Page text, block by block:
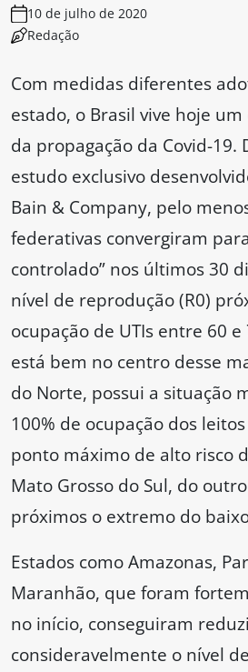
10 de julho de 2020
Redação
Com medidas diferentes
estado, o Brasil vive hoje
da propagação da Covid-19.
estudo exclusivo
Bain & Company, pelo
federativas convergiram
controlado” nos últimos 30
nível de reprodução (R0)
ocupação de UTIs entre 60 e
está bem no centro desse
do Norte, possui a situação
100% de ocupação dos
ponto máximo de alto risco
Mato Grosso do Sul, do
próximos o extremo do
Estados como Amazonas,
Maranhão, que foram
no início, conseguiram
consideravelmente o nível